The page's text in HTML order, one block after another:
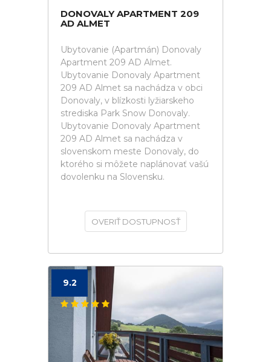
DONOVALY APARTMENT 209
AD ALMET
Ubytovanie (Apartmán) Donovaly
Apartment 209 AD Almet.
Ubytovanie Donovaly Apartment
209 AD Almet sa nachádza v obci
Donovaly, v blízkosti lyžiarskeho
strediska Park Snow Donovaly.
Ubytovanie Donovaly Apartment
209 AD Almet sa nachádza v
slovenskom meste Donovaly, do
ktorého si môžete naplánovať vašú
dovolenku na Slovensku.
OVERIŤ DOSTUPNOSŤ
9.2